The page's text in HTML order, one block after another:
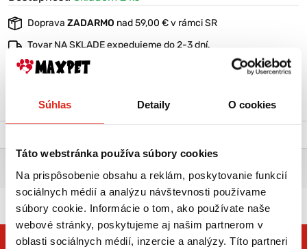
Súhlas Detaily O cookies
Táto webstránka používa súbory cookies
Na prispôsobenie obsahu a reklám, poskytovanie funkcií
sociálnych médií a analýzu návštevnosti používame
súbory cookie. Informácie o tom, ako používate naše
webové stránky, poskytujeme aj našim partnerom v
oblasti sociálnych médií, inzercie a analýzy. Títo partneri
Doprava ZADARMO nad 59,00 € v rámci SR
Tovar NA SKLADE expedujeme do 2-3 dní.
Výmena veľkosti
VIAC O PRODUKTE
Rozmer : S: 1,6 x 40cm M: 1,8 x 45cm L: 2 x 50 cm XL: 2 x 55 cm